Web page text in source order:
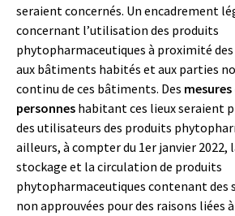
seraient concernés. Un encadrement
concernant l’utilisation des produits
phytopharmaceutiques à proximité
aux bâtiments habités et aux parties
continu de ces bâtiments. Des
personnes habitant ces lieux seraient
des utilisateurs des produits
ailleurs, à compter du 1er janvier 2022,
stockage et la circulation de produits
phytopharmaceutiques contenant des
non approuvées pour des raisons liées